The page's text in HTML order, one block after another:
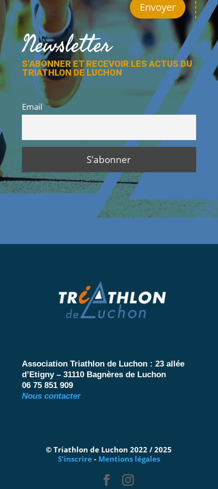
Envoyer
Newsletter
S'ABONNER ET RECEVOIR LES ACTUS DU
TRIATHLON DE LUCHON
Email
Association Triathlon de Luchon : 23 allée
d’Etigny – 31110 Bagnères de Luchon
06 75 851 909
Nous contacter
© Triathlon de Luchon 2022 / 2025
S'inscrire- Mentions légales